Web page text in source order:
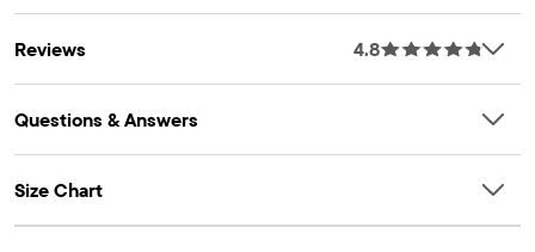
Reviews 4.8
Questions & Answers
Size Chart